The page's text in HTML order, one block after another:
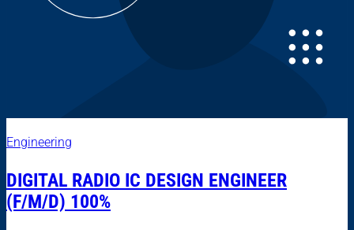
Engineering
DIGITAL RADIO IC DESIGN ENGINEER
(F/M/D) 100%